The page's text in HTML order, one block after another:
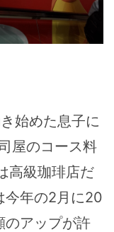
始めた息子に
屋のコース料
高級珈琲店だ
今年の2月に20
のアップが許